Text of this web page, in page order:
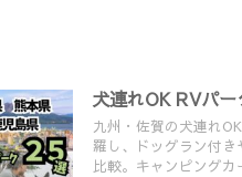
犬連れOK RVパ
九州・佐賀の犬連れ
羅し、ドッグラン付
比較。キャンピングカ